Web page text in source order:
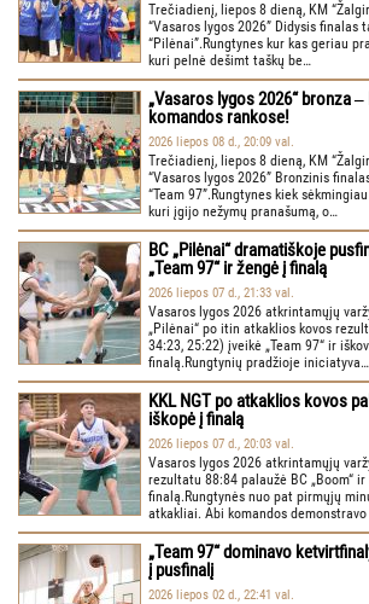
Trečiadienį, liepos 8 dieną, KM
“Vasaros lygos 2026” Didysis finalas
“Pilėnai”.Rungtynes kur kas geriau
kuri pelnė dešimt taškų be…
„Vasaros lygos 2026“ bronza ‒
komandos rankose!
2026 liepos 08 d., 20:09 val.
Trečiadienį, liepos 8 dieną, KM
“Vasaros lygos 2026” Bronzinis
“Team 97”.Rungtynes kiek
kuri įgijo nežymų pranašumą, o…
BC „Pilėnai“ dramatiškoje
„Team 97“ ir žengė į finalą
2026 liepos 07 d., 21:33 val.
Vasaros lygos 2026 atkrintamųjų
„Pilėnai“ po itin atkaklios kovos
34:23, 25:22) įveikė „Team 97“ ir
finalą.Rungtynių pradžioje iniciatyva…
KKL NGT po atkaklios kovos
iškopė į finalą
2026 liepos 07 d., 20:03 val.
Vasaros lygos 2026 atkrintamųjų
rezultatu 88:84 palaužė BC „Boom“
finalą.Rungtynės nuo pat pirmųjų
atkakliai. Abi komandos
„Team 97“ dominavo
į pusfinalį
2026 liepos 02 d., 22:41 val.